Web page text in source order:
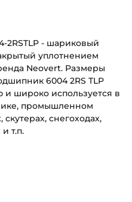
- шариковый
уплотнением
Neovert. Размеры
6004 2RS TLP
и широко используется в
промышленном
снегоходах,
т.п.